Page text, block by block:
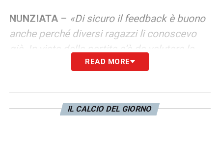
NUNZIATA – «Di sicuro il feedback è buono
anche perché diversi ragazzi li conoscevo
già. In vista della partita c’è da valutare la
condizione fisica dei giocatori e, in
Miretti che hanno qualche problemino. Le
difficoltà sono legate ovviamente al fatto
READ MORE
IL CALCIO DEL GIORNO